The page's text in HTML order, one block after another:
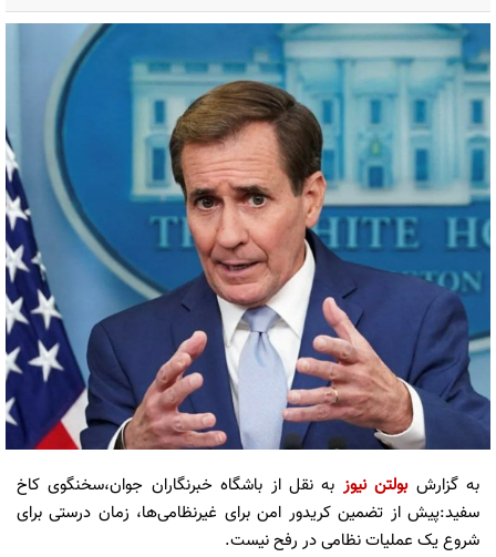
به گزارشبولتن نیوز به نقل از باشگاه خبرنگاران جوان،سخنگوی کاخ
سفید:پیش از تضمین کریدور امن برای غیرنظامی‌ها، زمان درستی برای
شروع یک عملیات نظامی در رفح نیست.